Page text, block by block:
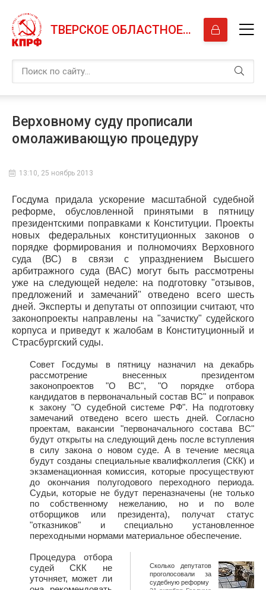
ТВЕРСКОЕ ОБЛАСТНОЕ ОТДЕЛЕНИЕ КПРФ
Верховному суду прописали
омолаживающую процедуру
13:10, 25 ноябрь 2013
Госдума придала ускорение масштабной судебной
реформе, обусловленной принятыми в пятницу
президентскими поправками к Конституции. Проекты
новых федеральных конституционных законов о
порядке формирования и полномочиях Верховного
суда (ВС) в связи с упразднением Высшего
арбитражного суда (ВАС) могут быть рассмотрены
уже на следующей неделе: на подготовку "отзывов,
предложений и замечаний" отведено всего шесть
дней. Эксперты и депутаты от оппозиции считают, что
законопроекты направлены на "зачистку" судейского
корпуса и приведут к жалобам в Конституционный и
Страсбургский суды.
Совет Госдумы в пятницу назначил на декабрь
рассмотрение внесенных президентом
законопроектов "О ВС", "О порядке отбора
кандидатов в первоначальный состав ВС" и поправок
к закону "О судебной системе РФ". На подготовку
замечаний отведено всего шесть дней. Согласно
проектам, вакансии "первоначального состава ВС"
будут открыты на следующий день после вступления
в силу закона о новом суде. А в течение месяца
будут созданы специальные квалифколлегия (СКК) и
экзаменационная комиссия, которые просуществуют
до окончания полугодового переходного периода.
Судьи, которые не будут переназначены (не только
по собственному нежеланию, но и по воле
отборщиков или президента), получат статус
"отказников" и специально установленное
переходными нормами материальное обеспечение.
Сколько депутатов
проголосовали за
судебную реформу
Процедура отбора
судей СКК не
уточняет, может ли